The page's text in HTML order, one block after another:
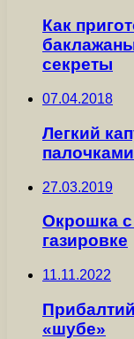
Как
секреты
07.04.2018
Легкий
палочками
27.03.2019
Окрошка
газировке
11.11.2022
«шубе»